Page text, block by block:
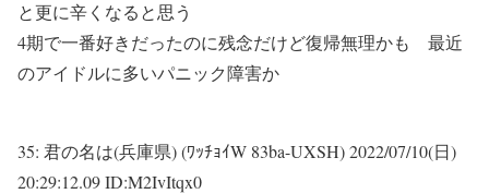
と更に辛くなると思う
4期で一番好きだったのに残念だけど復帰無理かも 最近
のアイドルに多いパニック障害か
35: 君の名は(兵庫県) (ﾜｯﾁｮｲW 83ba-UXSH)2022/07/10(日)
20:29:12.09 ID:M2IvItqx0